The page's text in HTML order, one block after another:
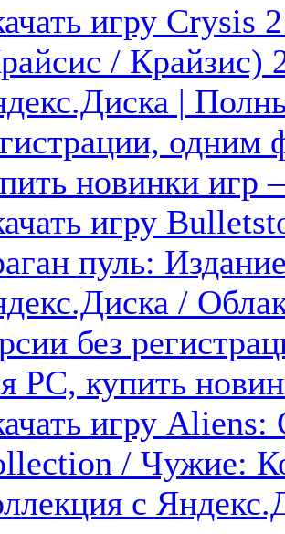
игру Crysis
/ Крайзис)
|
одним
новинки
игру
пуль:
/
без
PC, купить
игру
/ Чужие:
с